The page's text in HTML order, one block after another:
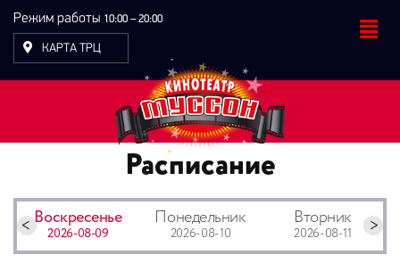
Режим работы 10:00 – 20:00
КАРТА ТРЦ
Расписание
Воскресенье
2026-08-09
Понедельник
2026-08-10
Вторник
2026-08-11